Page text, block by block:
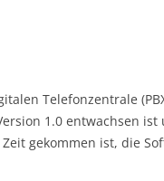
Telefonzentrale
1.0 entwachsen ist
gekommen ist, die